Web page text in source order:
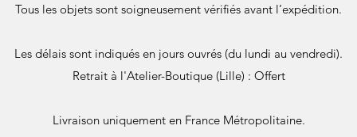
Tous les objets sont soigneusement vérifiés avant l’expédition.
Les délais sont indiqués en jours ouvrés (du lundi au vendredi).
Retrait à l'Atelier-Boutique (Lille) : Offert
Livraison uniquement en France Métropolitaine.